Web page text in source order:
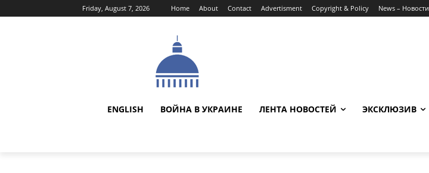
Friday, August 7, 2026 Home About Contact Advertisment Copyright & Policy News – Новости
ENGLISH ВОЙНА В УКРАИНЕ ЛЕНТА НОВОСТЕЙ ЭКСКЛЮЗИВ